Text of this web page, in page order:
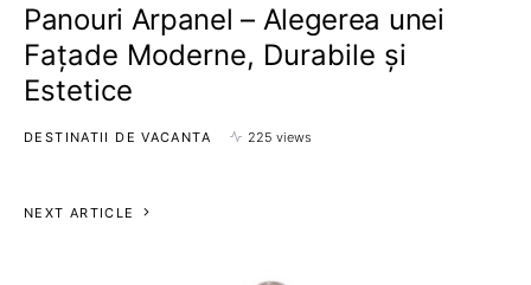
Panouri Arpanel – Alegerea unei
Fațade Moderne, Durabile și
Estetice
DESTINATII DE VACANTA 225 views
NEXT ARTICLE